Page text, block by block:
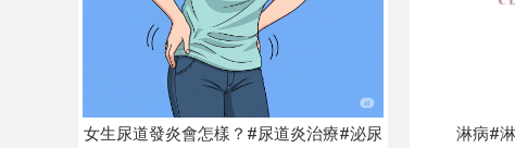
女生尿道發炎會怎樣？#尿道炎治療#泌尿 淋病#